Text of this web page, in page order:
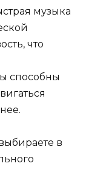
музыка
что
способны
в